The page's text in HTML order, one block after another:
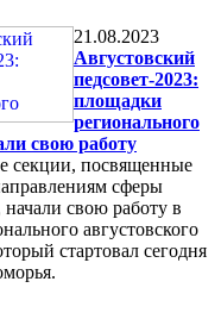
21.08.2023
Августовский
педсовет-2023:
площадки
регионального
свою работу
секции, посвященные
сферы
начали свою работу в
августовского
стартовал сегодня